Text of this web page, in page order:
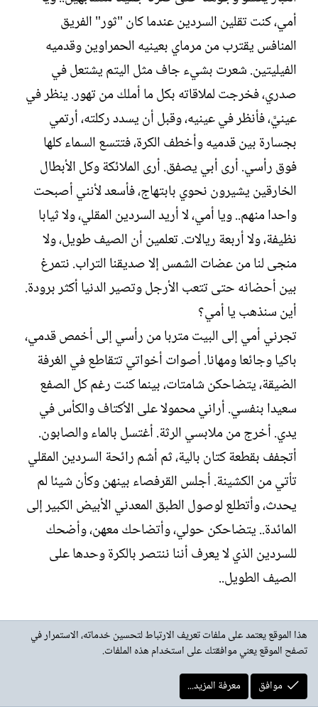
أمي، كنت تقلين السردين عندما كان "ثور" الفريق
المنافس يقترب من مرماي بعينيه الحمراوين وقدميه
الفيليتين. شعرت بشيء جاف مثل اليتم يشتعل في
صدري، فخرجت لملاقاته بكل ما أملك من تهور. ينظر في
عينيَّ، فأنظر في عينيه، وقبل أن يسدد ركلته، أرتمي
بجسارة بين قدميه وأخطف الكرة، فتتسع السماء كلها
فوق رأسي. أرى أبي يصفق. أرى الملائكة وكل الأبطال
الخارقين يشيرون نحوي بابتهاج، فأسعد لأنني أصبحت
واحدا منهم.. ويا أمي، لا أريد السردين المقلي، ولا ثيابا
نظيفة، ولا أربعة ريالات. تعلمين أن الصيف طويل، ولا
منجى لنا من عضات الشمس إلا صديقنا التراب. نتمرغ
بين أحضانه حتى تتعب الأرجل وتصير الدنيا أكثر برودة.
أين سنذهب يا أمي؟
تجرني أمي إلى البيت متربا من رأسي إلى أخمص قدمي،
باكيا وجائعا ومهانا. أصوات أخواتي تتقاطع في الغرفة
الضيقة، يتضاحكن شامتات، بينما كنت رغم كل الصفع
سعيدا بنفسي. أراني محمولا على الأكتاف والكأس في
يدي. أخرج من ملابسي الرثة. أغتسل بالماء والصابون.
أتجفف بقطعة كتان بالية، ثم أشم رائحة السردين المقلي
تأتي من الكشينة. أجلس القرفصاء بينهن وكأن شيئا لم
يحدث، وأتطلع لوصول الطبق المعدني الأبيض الكبير إلى
المائدة.. يتضاحكن حولي، وأتضاحك معهن، وأضحك
للسردين الذي لا يعرف أننا ننتصر بالكرة وحدها على
الصيف الطويل..
***
6- بالكرة وحدها ننتصر على الصيف الطويل
هذا الموقع يعتمد على ملفات تعريف الارتباط لتحسين خدماته، الاستمرار في
تصفح الموقع يعني موافقتك على استخدام هذه الملفات.
موافق
معرفة المزيد...